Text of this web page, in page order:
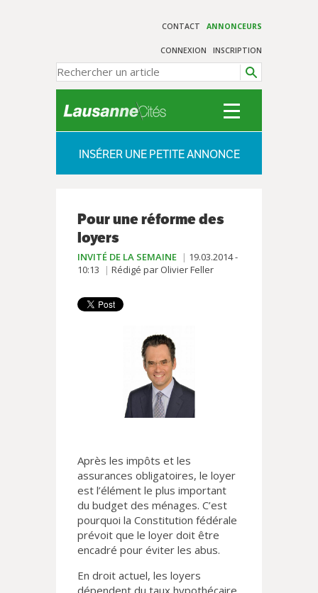
CONTACT ANNONCEURS
CONNEXION INSCRIPTION
INSÉRER UNE PETITE ANNONCE
Pour une réforme des
loyers
INVITÉ DE LA SEMAINE
19.03.2014 -
10:13
Rédigé par Olivier Feller
Après les impôts et les
assurances obligatoires, le loyer
est l’élément le plus important
du budget des ménages. C’est
pourquoi la Constitution fédérale
prévoit que le loyer doit être
encadré pour éviter les abus.
En droit actuel, les loyers